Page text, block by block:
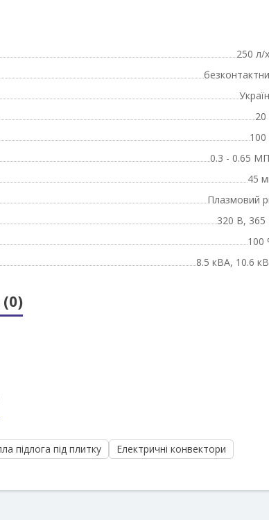
250 л/
0.3 - 0.65
45
Плазмовий
320 В, 365
100
8.5 кВА, 10.6
підлога під плитку Електричні конвектори